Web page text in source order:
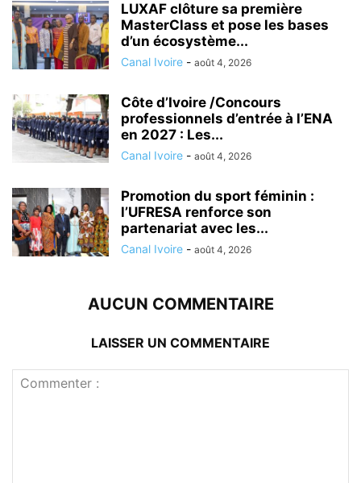
LUXAF clôture sa première
MasterClass et pose les bases
d’un écosystème...
Canal Ivoire - août 4, 2026
Côte d’Ivoire /Concours
professionnels d’entrée à l’ENA
en 2027 : Les...
Canal Ivoire - août 4, 2026
Promotion du sport féminin :
l’UFRESA renforce son
partenariat avec les...
Canal Ivoire - août 4, 2026
AUCUN COMMENTAIRE
LAISSER UN COMMENTAIRE